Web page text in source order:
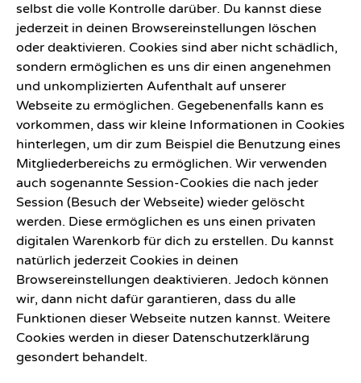
selbst die volle Kontrolle darüber. Du kannst diese
jederzeit in deinen Browsereinstellungen löschen
oder deaktivieren. Cookies sind aber nicht schädlich,
sondern ermöglichen es uns dir einen angenehmen
und unkomplizierten Aufenthalt auf unserer
Webseite zu ermöglichen. Gegebenenfalls kann es
vorkommen, dass wir kleine Informationen in Cookies
hinterlegen, um dir zum Beispiel die Benutzung eines
Mitgliederbereichs zu ermöglichen. Wir verwenden
auch sogenannte Session-Cookies die nach jeder
Session (Besuch der Webseite) wieder gelöscht
werden. Diese ermöglichen es uns einen privaten
digitalen Warenkorb für dich zu erstellen. Du kannst
natürlich jederzeit Cookies in deinen
Browsereinstellungen deaktivieren. Jedoch können
wir, dann nicht dafür garantieren, dass du alle
Funktionen dieser Webseite nutzen kannst. Weitere
Cookies werden in dieser Datenschutzerklärung
gesondert behandelt.